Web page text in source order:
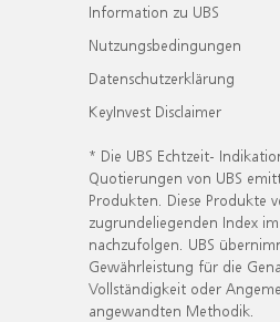
Information zu UBS
Nutzungsbedingungen
Datenschutzerklärung
KeyInvest Disclaimer
* Die UBS Echtzeit-
Quotierungen von UBS
Produkten. Diese Produkte
zugrundeliegenden Index
nachzufolgen. UBS
Gewährleistung für die
Vollständigkeit oder
angewandten Methodik.